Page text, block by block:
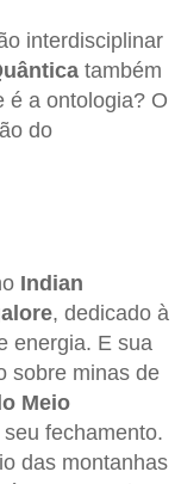
interdisciplinar
também
é a ontologia? O
do
Indian
, dedicado à
energia. E sua
sobre minas de
Meio
fechamento.
das montanhas